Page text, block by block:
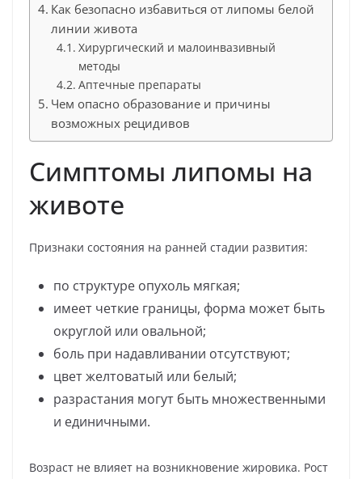
Как безопасно избавиться от липомы белой
линии живота
Хирургический и малоинвазивный
методы
Аптечные препараты
Чем опасно образование и причины
возможных рецидивов
Симптомы липомы на
животе
Признаки состояния на ранней стадии развития:
по структуре опухоль мягкая;
имеет четкие границы, форма может быть
округлой или овальной;
боль при надавливании отсутствуют;
цвет желтоватый или белый;
разрастания могут быть множественными
и единичными.
Возраст не влияет на возникновение жировика. Рост